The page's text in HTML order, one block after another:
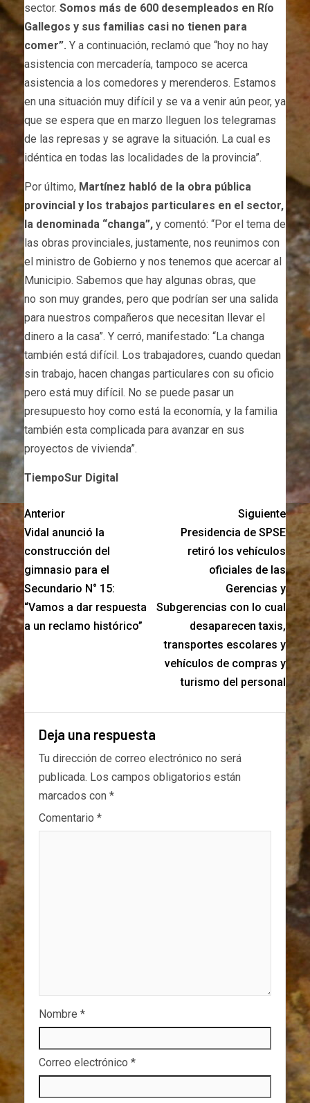
sector. Somos más de 600 desempleados en Río
Gallegos y sus familias casi no tienen para
comer”. Y a continuación, reclamó que “hoy no hay
asistencia con mercadería, tampoco se acerca
asistencia a los comedores y merenderos. Estamos
en una situación muy difícil y se va a venir aún peor, ya
que se espera que en marzo lleguen los telegramas
de las represas y se agrave la situación. La cual es
idéntica en todas las localidades de la provincia”.
Por último, Martínez habló de la obra pública
provincial y los trabajos particulares en el sector,
la denominada “changa”, y comentó: “Por el tema de
las obras provinciales, justamente, nos reunimos con
el ministro de Gobierno y nos tenemos que acercar al
Municipio. Sabemos que hay algunas obras, que
no son muy grandes, pero que podrían ser una salida
para nuestros compañeros que necesitan llevar el
dinero a la casa”. Y cerró, manifestado: “La changa
también está difícil. Los trabajadores, cuando quedan
sin trabajo, hacen changas particulares con su oficio
pero está muy difícil. No se puede pasar un
presupuesto hoy como está la economía, y la familia
también esta complicada para avanzar en sus
proyectos de vivienda”.
TiempoSur Digital
Anterior
Vidal anunció la
construcción del
gimnasio para el
Secundario N° 15:
“Vamos a dar respuesta
a un reclamo histórico”
Siguiente
Presidencia de SPSE
retiró los vehículos
oficiales de las
Gerencias y
Subgerencias con lo cual
desaparecen taxis,
transportes escolares y
vehículos de compras y
turismo del personal
Deja una respuesta
Tu dirección de correo electrónico no será
publicada. Los campos obligatorios están
marcados con *
Comentario *
Nombre *
Correo electrónico *